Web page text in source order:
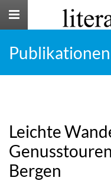
Toggle
Publikationen
Leichte
Bergen